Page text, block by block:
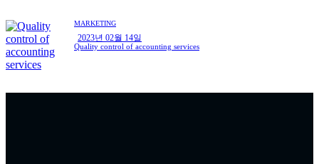
MARKETING
2023년 02월 14일
Quality control of accounting services